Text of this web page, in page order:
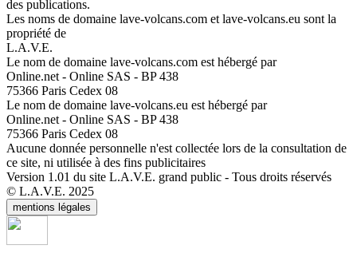
des publications.
Les noms de domaine lave-volcans.com et lave-volcans.eu sont la
propriété de
L.A.V.E.
Le nom de domaine lave-volcans.com est hébergé par
Online.net - Online SAS - BP 438
75366 Paris Cedex 08
Le nom de domaine lave-volcans.eu est hébergé par
Online.net - Online SAS - BP 438
75366 Paris Cedex 08
Aucune donnée personnelle n'est collectée lors de la consultation de
ce site, ni utilisée à des fins publicitaires
Version 1.01 du site L.A.V.E. grand public - Tous droits réservés
© L.A.V.E. 2025
mentions légales